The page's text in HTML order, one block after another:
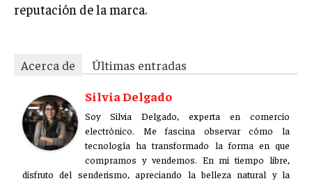
reputación de la marca.
Acerca de
Últimas entradas
Silvia Delgado
Soy Silvia Delgado, experta en comercio
electrónico. Me fascina observar cómo la
tecnología ha transformado la forma en que
compramos y vendemos. En mi tiempo libre,
disfruto del senderismo, apreciando la belleza natural y la